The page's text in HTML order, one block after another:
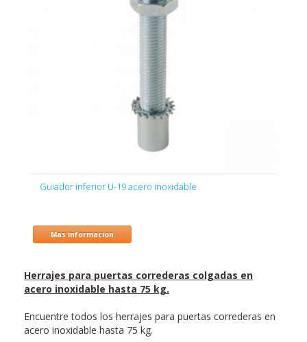
Guiador inferior U-19 acero inoxidable
Mas informacion
Herrajes para puertas correderas colgadas en
acero inoxidable hasta 75 kg.
Encuentre todos los herrajes para puertas correderas en
acero inoxidable hasta 75 kg.